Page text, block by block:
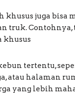
khusus juga bisa
truk.
khusus
tertentu,
atau halaman
yang lebih